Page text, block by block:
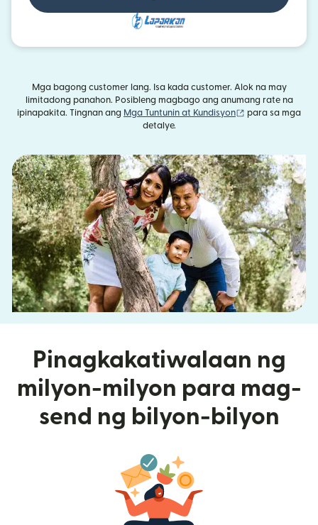
Mga bagong customer lang. Isa kada customer. Alok na may
limitadong panahon. Posibleng magbago ang anumang rate na
ipinapakita. Tingnan ang Mga Tuntunin at Kundisyon (bubukas sa
para sa mga
detalye.
Pinagkakatiwalaan ng
milyon-milyon para mag-
send ng bilyon-bilyon